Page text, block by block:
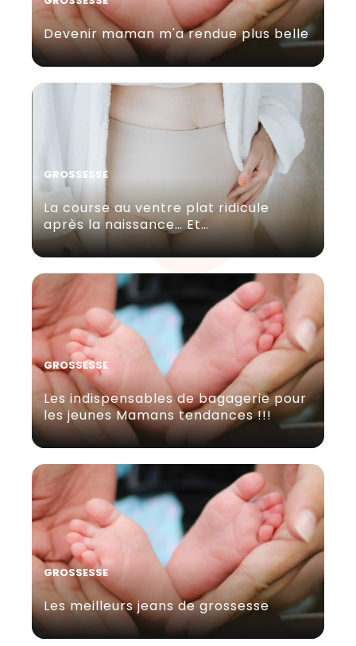
Devenir maman m'a rendue plus belle
GROSSESSE
La course au ventre plat ridicule
après la naissance… Et…
GROSSESSE
Les indispensables de bagagerie pour
les jeunes Mamans tendances !!!
GROSSESSE
Les meilleurs jeans de grossesse